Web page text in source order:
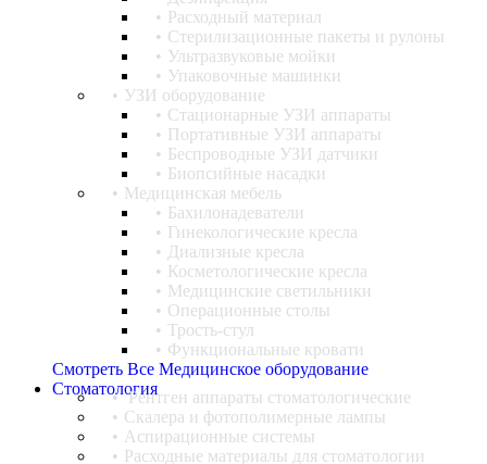
Расходный материал
Стерилизационные пакеты и рулоны
Ультразвуковые мойки
Упаковочные машинки
УЗИ оборудование
Стационарные УЗИ аппараты
Портативные УЗИ аппараты
Беспроводные УЗИ датчики
Биопсийные насадки
Медицинская мебель
Бахилонадеватели
Гинекологические кресла
Диализные кресла
Косметологические кресла
Медицинские светильники
Операционные столы
Трость-стул
Функциональные кровати
Смотреть Все Медицинское оборудование
СтоматологияРентген аппараты стоматологические
Cкалера и фотополимерные лампы
Аспирационные системы
Расходные материалы для стоматологии